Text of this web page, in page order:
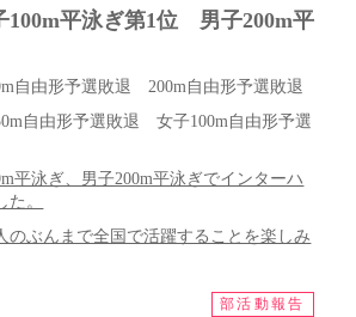
平泳ぎ第1位 男子200m平
自由形予選敗退 200m自由形予選敗退
自由形予選敗退 女子100m自由形予選
平泳ぎ、男子200m平泳ぎでインターハ
。
のぶんまで全国で活躍することを楽しみ
部活動報告